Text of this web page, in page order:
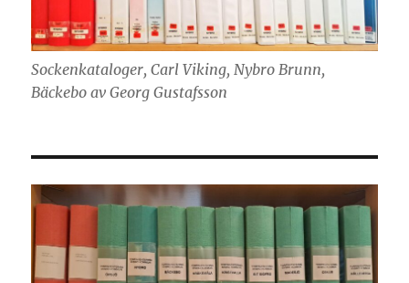
Sockenkataloger, Carl Viking, Nybro Brunn,
Bäckebo av Georg Gustafsson